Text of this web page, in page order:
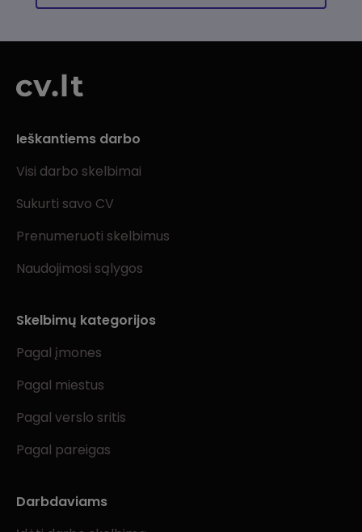
Ieškantiems darbo
Visi darbo skelbimai
Sukurti savo CV
Prenumeruoti skelbimus
Naudojimosi sąlygos
Skelbimų kategorijos
Pagal įmones
Pagal miestus
Pagal verslo sritis
Pagal pareigas
Darbdaviams